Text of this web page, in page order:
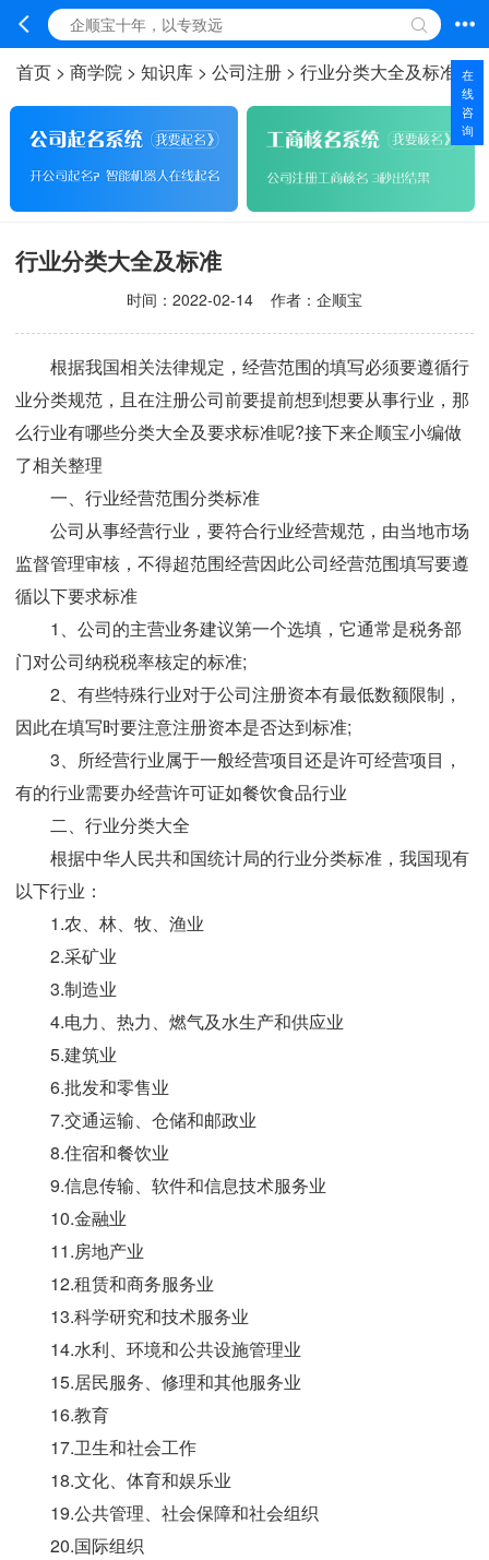
首页 > 商学院 > 知识库 > 公司注册 > 行业分类大全及标准
行业分类大全及标准
时间： 2022-02-14 作者：企顺宝
根据我国相关法律规定，经营范围的填写必须要遵循行
业分类规范，且在注册公司前要提前想到想要从事行业，那
么行业有哪些分类大全及要求标准呢?接下来企顺宝小编做
了相关整理
一、行业经营范围分类标准
公司从事经营行业，要符合行业经营规范，由当地市场
监督管理审核，不得超范围经营因此公司经营范围填写要遵
循以下要求标准
1、公司的主营业务建议第一个选填，它通常是税务部
门对公司纳税税率核定的标准;
2、有些特殊行业对于公司注册资本有最低数额限制，
因此在填写时要注意注册资本是否达到标准;
3、所经营行业属于一般经营项目还是许可经营项目，
有的行业需要办经营许可证如餐饮食品行业
二、行业分类大全
根据中华人民共和国统计局的行业分类标准，我国现有
以下行业：
1.农、林、牧、渔业
2.采矿业
3.制造业
4.电力、热力、燃气及水生产和供应业
5.建筑业
6.批发和零售业
7.交通运输、仓储和邮政业
8.住宿和餐饮业
9.信息传输、软件和信息技术服务业
10.金融业
11.房地产业
12.租赁和商务服务业
13.科学研究和技术服务业
14.水利、环境和公共设施管理业
15.居民服务、修理和其他服务业
16.教育
17.卫生和社会工作
18.文化、体育和娱乐业
19.公共管理、社会保障和社会组织
20.国际组织
在
线
咨
询